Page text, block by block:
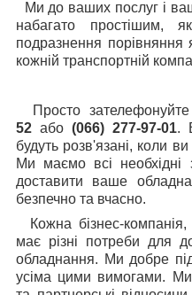
Ми до ваших послуг і
набагато простішим,
подразнення порівняння
кожній транспортній
Просто
52 або (066) 277-97-01.
будуть розв'язані, коли
Ми маємо всі
доставити ваше
безпечно та вчасно.
Кожна бізнес-
має різні потреби для
обладнання. Ми добре
усіма цими вимогами.